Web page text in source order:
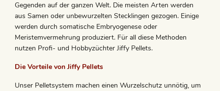
Gegenden auf der ganzen Welt. Die meisten Arten werden
aus Samen oder unbewurzelten Stecklingen gezogen. Einige
werden durch somatische Embryogenese oder
Meristemvermehrung produziert. Für all diese Methoden
nutzen Profi- und Hobbyzüchter Jiffy Pellets.
Die Vorteile von Jiffy Pellets
Unser Pelletsystem machen einen Wurzelschutz unnötig, um